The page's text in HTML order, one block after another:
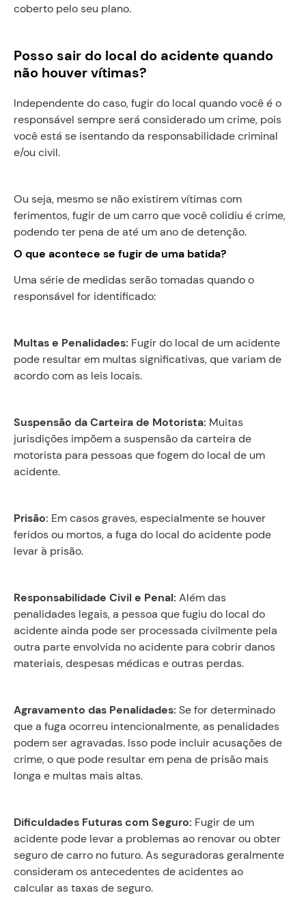
coberto pelo seu plano.
Posso sair do local do acidente quando
não houver vítimas?
Independente do caso, fugir do local quando você é o
responsável sempre será considerado um crime, pois
você está se isentando da responsabilidade criminal
e/ou civil.
Ou seja, mesmo se não existirem vítimas com
ferimentos, fugir de um carro que você colidiu é crime,
podendo ter pena de até um ano de detenção.
O que acontece se fugir de uma batida?
Uma série de medidas serão tomadas quando o
responsável for identificado:
Multas e Penalidades: Fugir do local de um acidente
pode resultar em multas significativas, que variam de
acordo com as leis locais.
Suspensão da Carteira de Motorista: Muitas
jurisdições impõem a suspensão da carteira de
motorista para pessoas que fogem do local de um
acidente.
Prisão: Em casos graves, especialmente se houver
feridos ou mortos, a fuga do local do acidente pode
levar à prisão.
Responsabilidade Civil e Penal: Além das
penalidades legais, a pessoa que fugiu do local do
acidente ainda pode ser processada civilmente pela
outra parte envolvida no acidente para cobrir danos
materiais, despesas médicas e outras perdas.
Agravamento das Penalidades: Se for determinado
que a fuga ocorreu intencionalmente, as penalidades
podem ser agravadas. Isso pode incluir acusações de
crime, o que pode resultar em pena de prisão mais
longa e multas mais altas.
Dificuldades Futuras com Seguro: Fugir de um
acidente pode levar a problemas ao renovar ou obter
seguro de carro no futuro. As seguradoras geralmente
consideram os antecedentes de acidentes ao
calcular as taxas de seguro.